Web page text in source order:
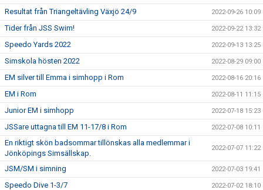
Resultat från Triangeltävling Växjö 24/9 2022-09-26 10:09
Tider från JSS Swim! 2022-09-22 13:32
Speedo Yards 2022 2022-09-13 13:25
Simskola hösten 2022 2022-08-29 09:00
EM silver till Emma i simhopp i Rom 2022-08-16 20:16
EM i Rom 2022-08-11 11:15
Junior EM i simhopp 2022-07-18 15:23
JSSare uttagna till EM 11-17/8 i Rom 2022-07-08 10:11
En riktigt skön badsommar tillönskas alla medlemmar i
Jönköpings Simsällskap.
2022-07-07 11:22
JSM/SM i simning 2022-07-03 19:41
Speedo Dive 1-3/7 2022-07-02 18:10